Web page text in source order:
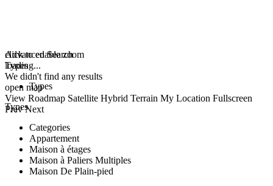
click to enable zoom
loading...
We didn't find any results
open map
View Roadmap Satellite Hybrid Terrain My Location Fullscreen
Prev Next
Advanced Search
Types
Types
Types
Categories
Appartement
Maison à étages
Maison à Paliers Multiples
Maison De Plain-pied